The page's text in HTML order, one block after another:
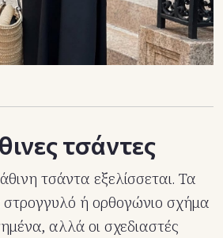
τσάντες
τσάντα εξελίσσεται. Τα
στρογγυλό ή ορθογώνιο σχήμα
αλλά οι σχεδιαστές